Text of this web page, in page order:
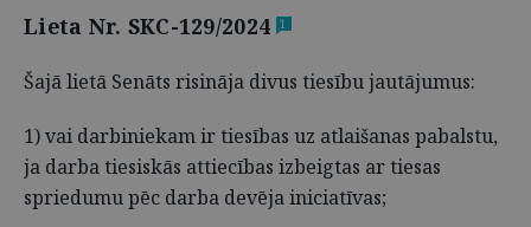
Lieta Nr. SKC-129/2024 1
Šajā lietā Senāts risināja divus tiesību jautājumus:
1) vai darbiniekam ir tiesības uz atlaišanas pabalstu,
ja darba tiesiskās attiecības izbeigtas ar tiesas
spriedumu pēc darba devēja iniciatīvas;